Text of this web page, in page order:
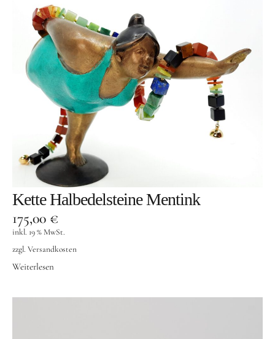
Kette Halbedelsteine Mentink
175,00 €
inkl. 19 % MwSt.
zzgl. Versandkosten
Weiterlesen